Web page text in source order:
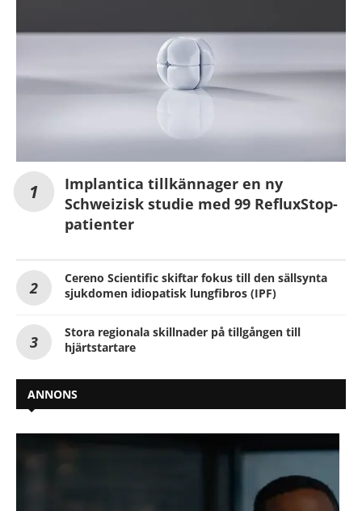
Implantica tillkännager en ny
Schweizisk studie med 99 RefluxStop-
patienter
Cereno Scientific skiftar fokus till den sällsynta
sjukdomen idiopatisk lungfibros (IPF)
Stora regionala skillnader på tillgången till
hjärtstartare
ANNONS